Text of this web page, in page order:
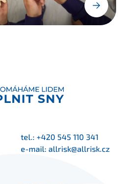
tel.: +420 545 110 341
e-mail: allrisk@allrisk.cz